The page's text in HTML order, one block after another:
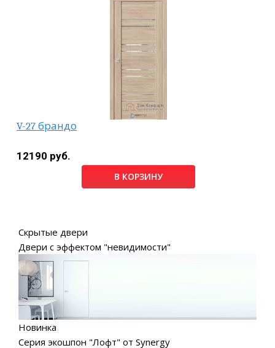
V-27 брандо
12190 руб.
В КОРЗИНУ
Скрытые двери
Двери с эффектом "невидимости"
Новинка
Серия экошпон "Лофт" от Synergy